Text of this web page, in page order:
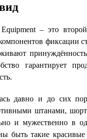
– это
фиксации
гарантирует
давно и до сих
штанами,
и мужественно в
быть такие красивые